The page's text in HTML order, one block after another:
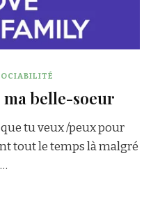
belle-soeur
que tu veux /peux pour
tout le temps là malgré